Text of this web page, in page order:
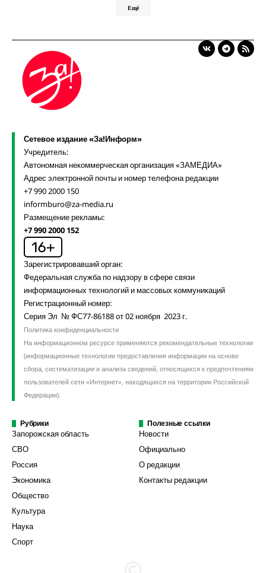
Ещё
Сетевое издание «За!Информ»
Учредитель:
Автономная некоммерческая организация «ЗАМЕДИА»
Адрес электронной почты и номер телефона редакции
+7 990 2000 150
informburo@za-media.ru
Размещение рекламы:
+7 990 2000 152
Зарегистрировавший орган:
Федеральная служба по надзору в сфере связи
информационных технологий и массовых коммуникаций
Регистрационный номер:
Серия Эл № ФС77-86188 от 02 ноября 2023 г.
Политика конфиденциальности
На информационном ресурсе применяются рекомендательные технологии
(информационные технологии предоставления информации на основе
сбора, систематизации и анализа сведений, относящихся к предпочтениям
пользователей сети «Интернет», находящихся на территории Российской
Федерации).
Рубрики
Запорожская область
СВО
Россия
Экономика
Общество
Культура
Наука
Спорт
Полезные ссылки
Новости
Официально
О редакции
Контакты редакции